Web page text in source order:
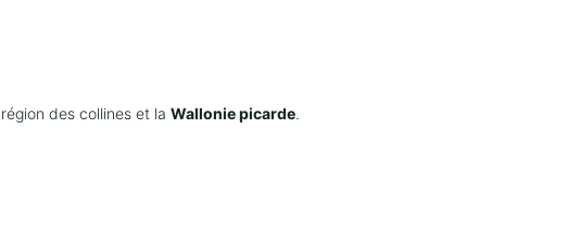
des collines et la Wallonie picarde.